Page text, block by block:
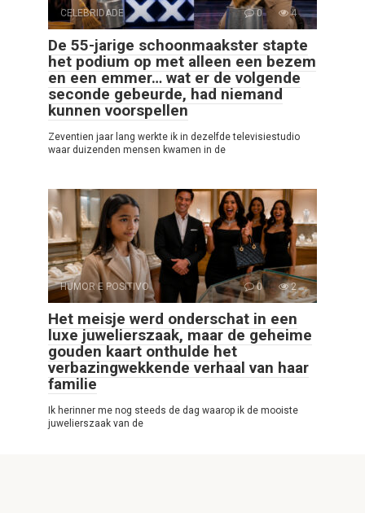
CELEBRIDADE 0 4
De 55-jarige schoonmaakster stapte
het podium op met alleen een bezem
en een emmer… wat er de volgende
seconde gebeurde, had niemand
kunnen voorspellen
Zeventien jaar lang werkte ik in dezelfde televisiestudio
waar duizenden mensen kwamen in de
HUMOR E POSITIVO 0 2
Het meisje werd onderschat in een
luxe juwelierszaak, maar de geheime
gouden kaart onthulde het
verbazingwekkende verhaal van haar
familie
Ik herinner me nog steeds de dag waarop ik de mooiste
juwelierszaak van de